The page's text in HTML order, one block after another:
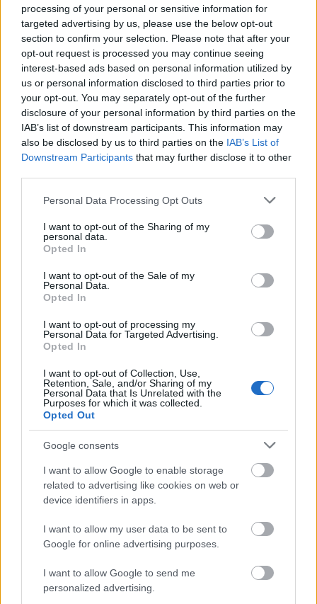
processing of your personal or sensitive information for
targeted advertising by us, please use the below opt-out
section to confirm your selection. Please note that after your
opt-out request is processed you may continue seeing
interest-based ads based on personal information utilized by
us or personal information disclosed to third parties prior to
your opt-out. You may separately opt-out of the further
disclosure of your personal information by third parties on the
IAB’s list of downstream participants. This information may
also be disclosed by us to third parties on the IAB’s List of
Downstream Participants that may further disclose it to other
Please note that this website/app uses one or more Google
not limited to your visit or usage behaviour. You may click to
grant or deny consent to Google and its third-party tags to
use your data for below specified purposes in below Google
consent section.
Personal Data Processing Opt Outs
I want to opt-out of the Sharing of my
personal data.
Opted In
I want to opt-out of the Sale of my
Personal Data.
Opted In
I want to opt-out of processing my
Personal Data for Targeted Advertising.
Opted In
I want to opt-out of Collection, Use,
Retention, Sale, and/or Sharing of my
Personal Data that Is Unrelated with the
Purposes for which it was collected.
Opted Out
Google consents
I want to allow Google to enable storage
related to advertising like cookies on web or
device identifiers in apps.
I want to allow my user data to be sent to
Google for online advertising purposes.
I want to allow Google to send me
personalized advertising.
E-mail cím
Feliratkozom a hírlevélre és elfogadom azadatvédelmi
szabályzatot!
FELIRATKOZÁS
MEGÉRKEZETT AZ ESŐ A DUNA
VÍZGYŰJTŐJÉRE
segítik a vadállományt a somogyi
erdőkben
Kaposvár
Kevesebb fényt!
Országos hírek
KECSKEMÉTEN IS SZAKIRÁNYÚ
EGYETEM
HÍRDETÉS